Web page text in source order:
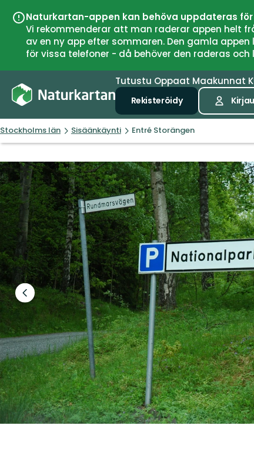
Naturkartan-appen kan behöva uppdateras
Vi rekommenderar att man raderar appen helt
av en ny app efter sommaren. Den gamla
för vissa telefoner - då behöver den raderas
Tutustu Oppaat Maakunnat
Rekisteröidy
Stockholms län Sisäänkäynti Entré Storängen
Edellinen
dia